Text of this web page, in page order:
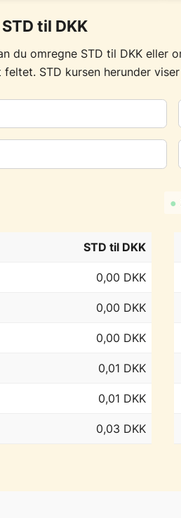
til DKK
du omregne STD til DKK eller
STD kursen herunder
●
STD til DKK
0,00 DKK
0,00 DKK
0,00 DKK
0,01 DKK
0,01 DKK
0,03 DKK